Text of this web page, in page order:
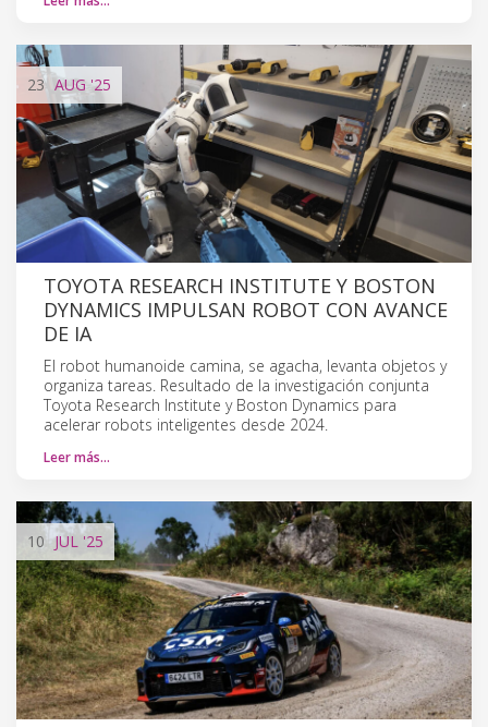
23 AUG'25
TOYOTA RESEARCH INSTITUTE Y BOSTON
DYNAMICS IMPULSAN ROBOT CON AVANCE
DE IA
El robot humanoide camina, se agacha, levanta objetos y
organiza tareas. Resultado de la investigación conjunta
Toyota Research Institute y Boston Dynamics para
acelerar robots inteligentes desde 2024.
Leer más…
10 JUL '25